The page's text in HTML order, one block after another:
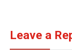
Leave a